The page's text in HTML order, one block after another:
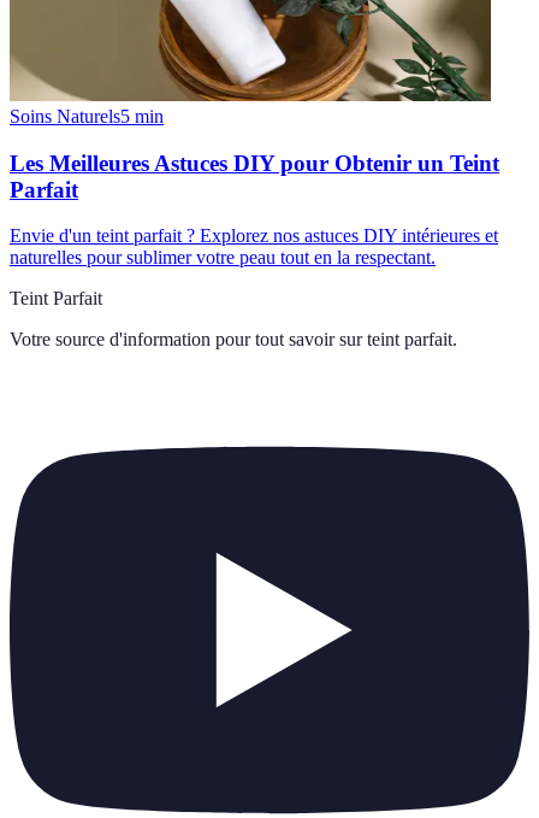
Soins Naturels5 min
Les Meilleures Astuces DIY pour Obtenir un Teint
Parfait
Envie d'un teint parfait ? Explorez nos astuces DIY intérieures et
naturelles pour sublimer votre peau tout en la respectant.
Teint Parfait
Votre source d'information pour tout savoir sur teint parfait.